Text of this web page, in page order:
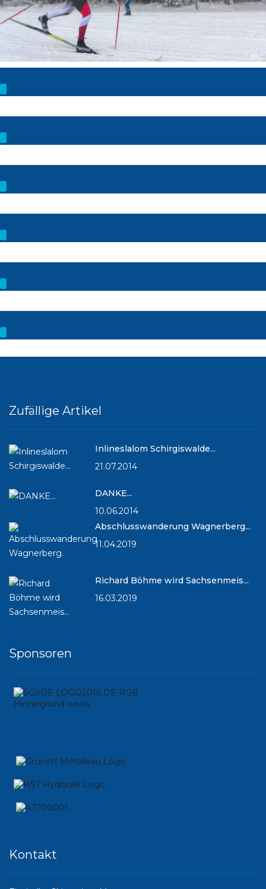
Zufällige Artikel
Inlineslalom Schirgiswalde...
21.07.2014
DANKE...
10.06.2014
Abschlusswanderung Wagnerberg...
11.04.2019
Richard Böhme wird Sachsenmeis...
16.03.2019
Sponsoren
Kontakt